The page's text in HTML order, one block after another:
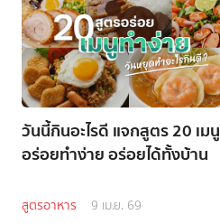
วันนี้กินอะไรดี แจกสูตร 20 เมนู
อร่อยทำง่าย อร่อยได้ทั้งบ้าน
สูตรอาหาร 9 เม.ย. 69